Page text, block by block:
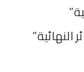
”
النهائية”